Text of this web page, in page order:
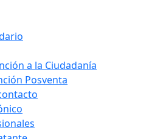
a la Ciudadanía
Posventa